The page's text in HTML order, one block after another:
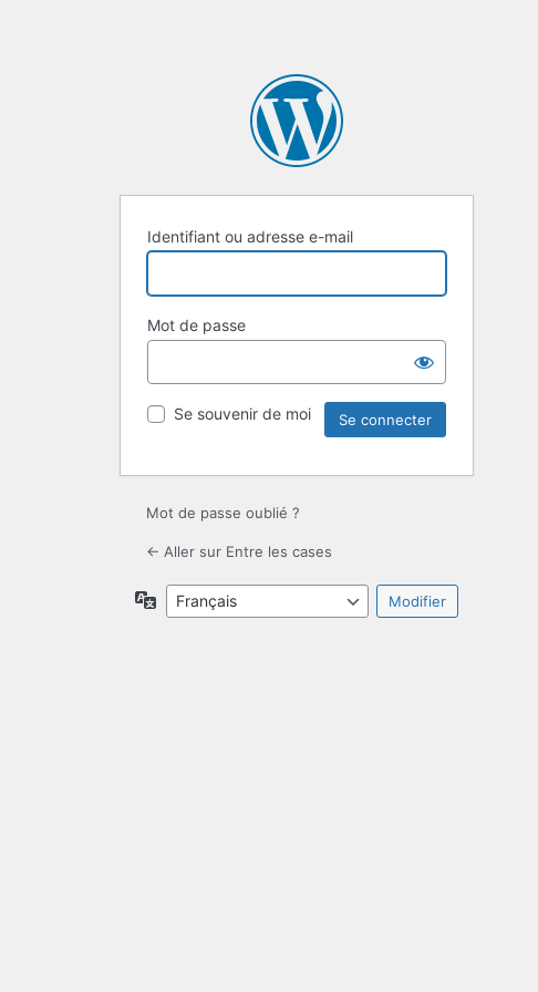
Identifiant ou adresse e-mail
Mot de passe
Se souvenir de moi
Mot de passe oublié ?
← Aller sur Entre les cases
Langue